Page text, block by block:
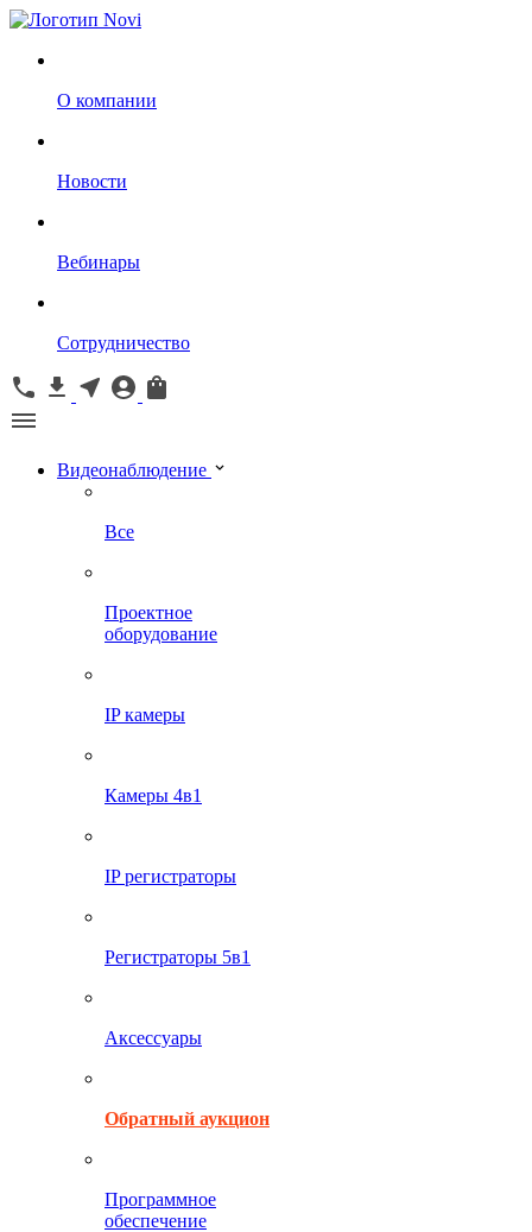
О компании
Новости
Вебинары
Сотрудничество
Видеонаблюдение
Все
Проектное
оборудование
IP камеры
Камеры 4в1
IP регистраторы
Регистраторы 5в1
Аксессуары
Обратный аукцион
Программное
обеспечение